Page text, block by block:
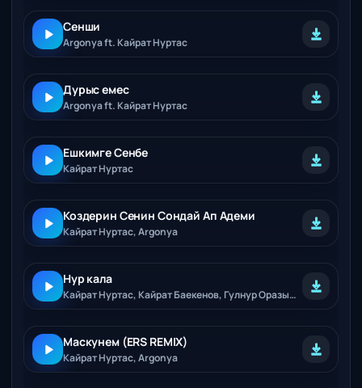
Сенши
Argonya ft. Кайрат Нуртас
Дурыс емес
Argonya ft. Кайрат Нуртас
Ешкимге Сенбе
Кайрат Нуртас
Коздерин Сенин Сондай Ап Адеми
Кайрат Нуртас, Argonya
Нур кала
Кайрат Нуртас, Кайрат Баекенов, Гулнур Оразымбетова, Алтынай Жорабаева
Маскунем (ERS REMIX)
Кайрат Нуртас, Argonya